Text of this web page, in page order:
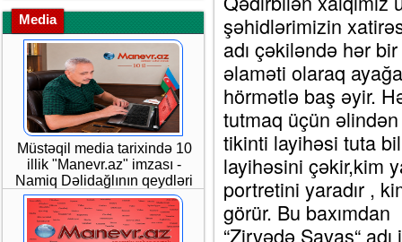
Media
Müstəqil media tarixində 10
illik "Manevr.az" imzası -
Namiq Dəlidağlının qeydləri
şəhidlərimizin
adı çəkiləndə hər
əlaməti olaraq
hörmətlə baş əyir.
tutmaq üçün əlindən
tikinti layihəsi tuta
layihəsini çəkir,kim
portretini yaradır ,
görür. Bu
“Zirvədə Savaş“